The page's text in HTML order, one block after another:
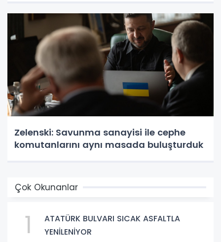
Zelenski: Savunma sanayisi ile cephe
komutanlarını aynı masada buluşturduk
Çok Okunanlar
1
ATATÜRK BULVARI SICAK ASFALTLA
YENİLENİYOR